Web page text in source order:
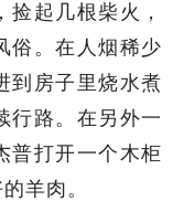
起几根柴火，
俗。在人烟稀少
到房子里烧水煮
行路。在另外一
普打开一个木柜
羊肉。